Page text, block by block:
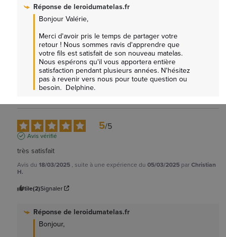
Réponse deleroidumatelas.fr
Bonjour Valérie,
Merci d'avoir pris le temps de partager votre
retour ! Nous sommes ravis d'apprendre que
votre fils est satisfait de son nouveau matelas.
Nous espérons qu'il vous apportera entière
satisfaction pendant plusieurs années. N'hésitez
pas à revenir vers nous pour toute question ou
besoin.  Delphine.
5/5
Avis vérifié
très satisfait
Avis du 18/03/2025 , suite à une expérience du 05/03/2025 parChristian
H.
Utile(2)Signaler
Réponse de leroidumatelas.fr
Bonjour,